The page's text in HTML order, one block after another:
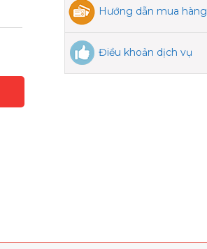
Hướng dẫn mua hàng
Điều khoản dịch vụ